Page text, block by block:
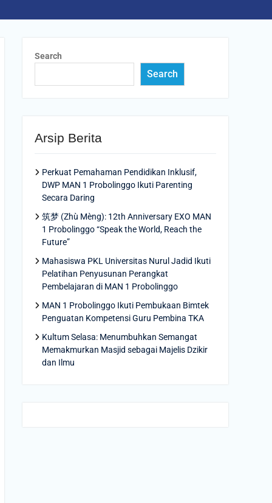
Search
Search
Arsip Berita
Perkuat Pemahaman Pendidikan Inklusif,
DWP MAN 1 Probolinggo Ikuti Parenting
Secara Daring
筑梦 (Zhù Mèng): 12th Anniversary EXO MAN
1 Probolinggo “Speak the World, Reach the
Future”
Mahasiswa PKL Universitas Nurul Jadid Ikuti
Pelatihan Penyusunan Perangkat
Pembelajaran di MAN 1 Probolinggo
MAN 1 Probolinggo Ikuti Pembukaan Bimtek
Penguatan Kompetensi Guru Pembina TKA
Kultum Selasa: Menumbuhkan Semangat
Memakmurkan Masjid sebagai Majelis Dzikir
dan Ilmu